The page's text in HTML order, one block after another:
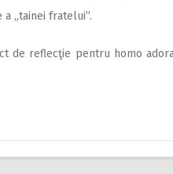
„tainei fratelui”.
de reflecţie pentru homo